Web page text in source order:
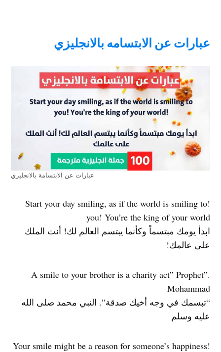
عبارات عن الابتسامه بالانجليزي
عبارات عن الابتسامة بالانجليزي
!Start your day smiling, as if the world is smiling to
you! You’re the king of your world
ابدأ يومك مبتسماً وكأنما يبتسم العالم لك! أنت الملك
على عالمك!
.”A smile to your brother is a charity act” Prophet
Mohammad
“تبسمك في وجه أخيك صدقة”. النبي محمد صلى الله
عليه وسلم
!Your smile might be a reason for someone’s happiness